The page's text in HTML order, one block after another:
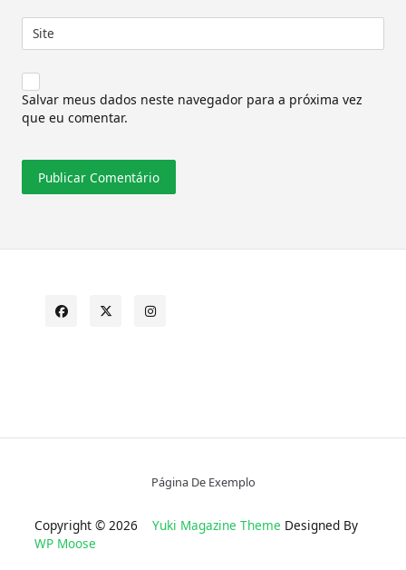
Site
Salvar meus dados neste navegador para a próxima vez
que eu comentar.
Página De Exemplo
Copyright © 2026 Yuki Magazine Theme Designed By
WP Moose